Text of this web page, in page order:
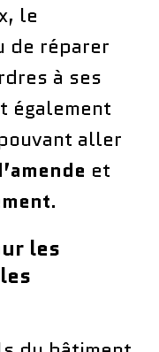
le
de réparer
à ses
également
aller
et
.
les